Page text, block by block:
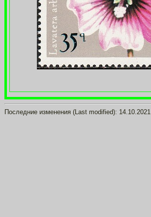
Последние изменения (Last modified): 14.10.2021